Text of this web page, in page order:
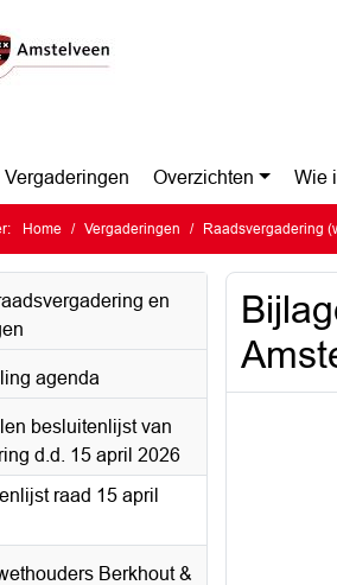
Vergaderingen Overzichten Wie
Home Vergaderingen Raadsvergadering
en
agenda
besluitenlijst van
d.d. 15 april 2026
raad 15 april
Berkhout &